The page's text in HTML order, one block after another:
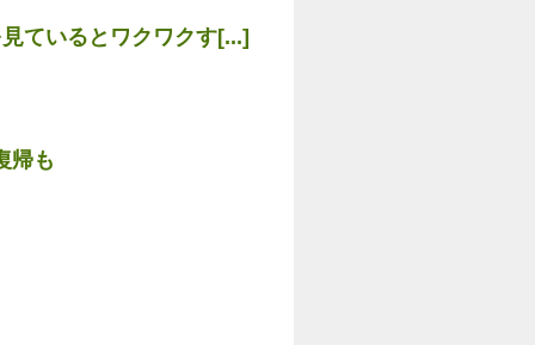
ているとワクワクす[...]
帰も